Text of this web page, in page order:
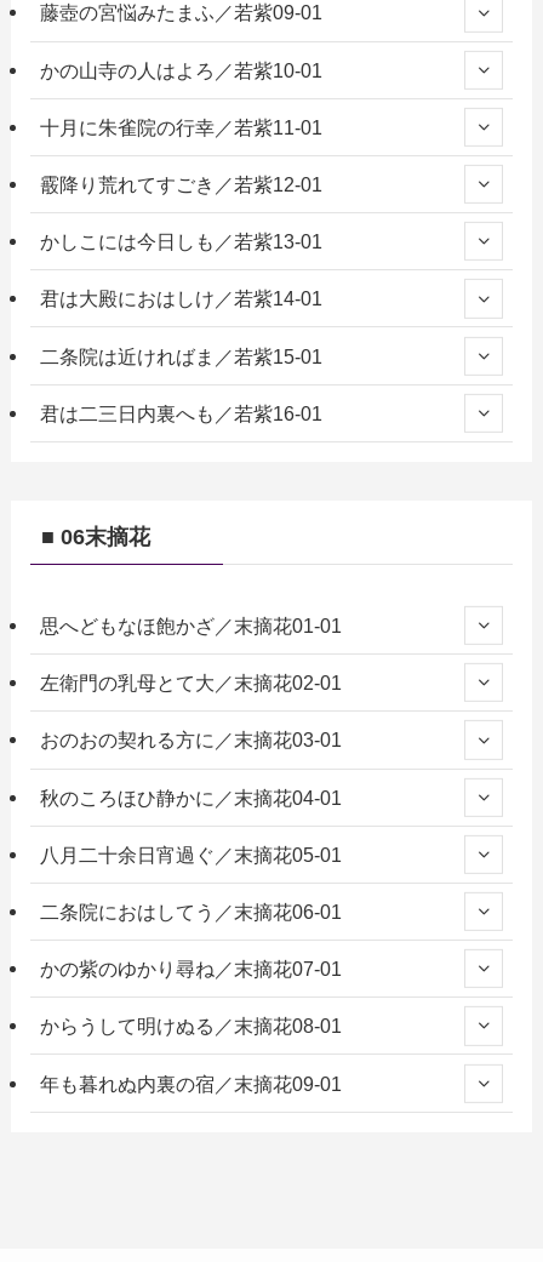
藤壺の宮悩みたまふ／若紫09-01
かの山寺の人はよろ／若紫10-01
十月に朱雀院の行幸／若紫11-01
霰降り荒れてすごき／若紫12-01
かしこには今日しも／若紫13-01
君は大殿におはしけ／若紫14-01
二条院は近ければま／若紫15-01
君は二三日内裏へも／若紫16-01
■ 06末摘花
思へどもなほ飽かざ／末摘花01-01
左衛門の乳母とて大／末摘花02-01
おのおの契れる方に／末摘花03-01
秋のころほひ静かに／末摘花04-01
八月二十余日宵過ぐ／末摘花05-01
二条院におはしてう／末摘花06-01
かの紫のゆかり尋ね／末摘花07-01
からうして明けぬる／末摘花08-01
年も暮れぬ内裏の宿／末摘花09-01